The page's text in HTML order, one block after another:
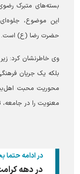
بسته‌های متبرک
این موضوع،
حضرت رضا (ع) است.
وی خاطرنشان کرد:
بلکه یک جریان
محوریت محبت
معنویت را در جامعه،
در ادامه حتما